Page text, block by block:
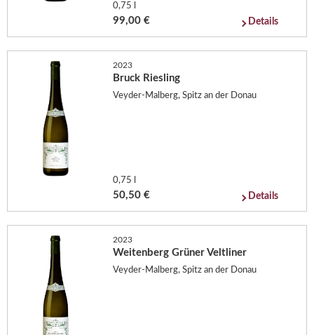
0,75 l
99,00 € Details
2023
Bruck Riesling
Veyder-Malberg, Spitz an der Donau
0,75 l
50,50 € Details
2023
Weitenberg Grüner Veltliner
Veyder-Malberg, Spitz an der Donau